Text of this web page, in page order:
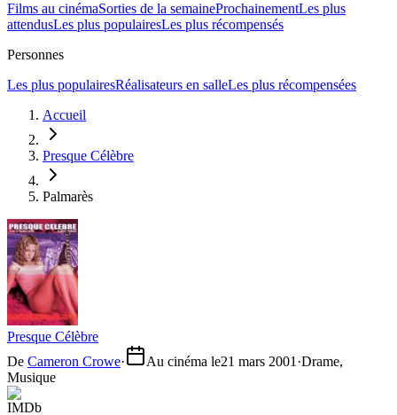
Films au cinémaSorties de la semaineProchainementLes plus
attendusLes plus populairesLes plus récompensés
Personnes
Les plus populairesRéalisateurs en salleLes plus récompensées
Accueil
Presque Célèbre
Palmarès
Presque Célèbre
De Cameron Crowe· Au cinéma le21 mars 2001 ·Drame,
Musique